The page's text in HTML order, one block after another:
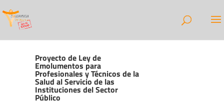
Proyecto de Ley de
Emolumentos para
Profesionales y Técnicos de la
Salud al Servicio de las
Instituciones del Sector
Público